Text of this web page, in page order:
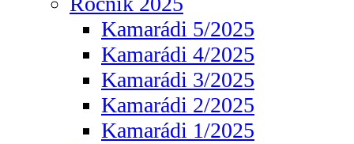
Kamarádi 5/2025
Kamarádi 4/2025
Kamarádi 3/2025
Kamarádi 2/2025
Kamarádi 1/2025